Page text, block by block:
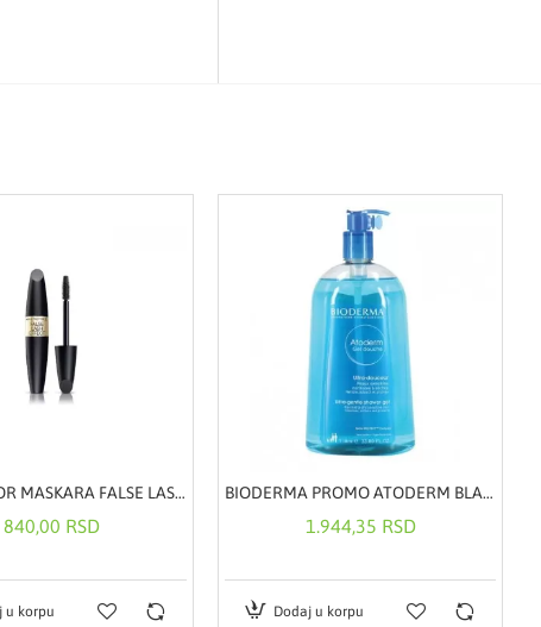
MAX FACTOR MASKARA FALSE LASH EFFECT BLACK WATERPROOF 13,1ML
840,00 RSD
u korpu
BIODERMA PROMO ATODERM BLAGI GEL ZA TUŠIRANJE 1L
1.944,35 RSD
Dodaj u korpu